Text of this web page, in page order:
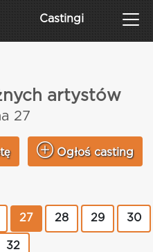
Castingi
artystów
27
Ogłoś casting
27 28 29 30
32